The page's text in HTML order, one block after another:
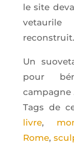
le site
reconstruit.
Un
pour
campagne
Tags de
livre,
Rome,